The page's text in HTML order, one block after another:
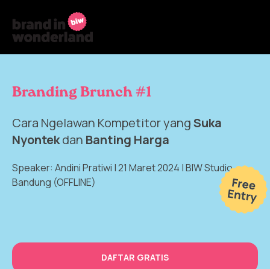
Branding Brunch #1
Cara Ngelawan Kompetitor yangSuka
Nyontekdan Banting Harga
Speaker: Andini Pratiwi | 21 Maret 2024 | BIW Studio
Bandung (OFFLINE)
DAFTAR GRATIS